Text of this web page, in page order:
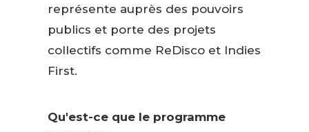
représente auprès des pouvoirs
publics et porte des projets
collectifs comme ReDisco et Indies
First.
Qu'est-ce que le programme